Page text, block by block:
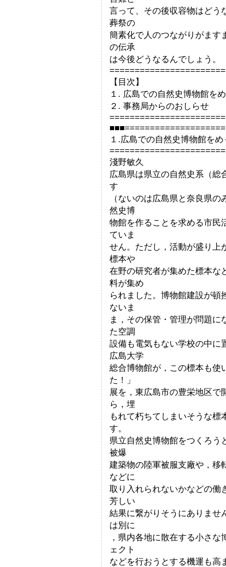
言って、その後収容物はどう
葬祭の
簡素化で人のつながりがます
の伝承
は今後どうなるんでしょう。
【目次】
１. 広島での自然史博物館を
２. 事務局からのおしらせ
１.広島での自然史博物館を
淺野敏久
広島県は県立の自然史系（総
す
（ないのは広島県と奈良県
然史博
物館を作ることを求める市民
ていま
せん。ただし，活動が盛り上
標本や
在野の研究者が集めた標本な
料が集め
られました。博物館建設が
ないま
ま，その保管・管理が問題
た空調
設備も電気もない学校の中に
広島大学
総合博物館が，この標本も使
た！」
展を，東広島市の豊栄地区で
ら，埋
もれて朽ちてしまいそうな
す。
県立自然史博物館をつくろう
被爆
建築物の陸軍被服支廠や，移
などに
取り入れられないかなどの働
芳しい
結果に繋がりそうにありませ
は別に
，県内各地に散在する小さ
ェクト
などを行おうとする機運も高